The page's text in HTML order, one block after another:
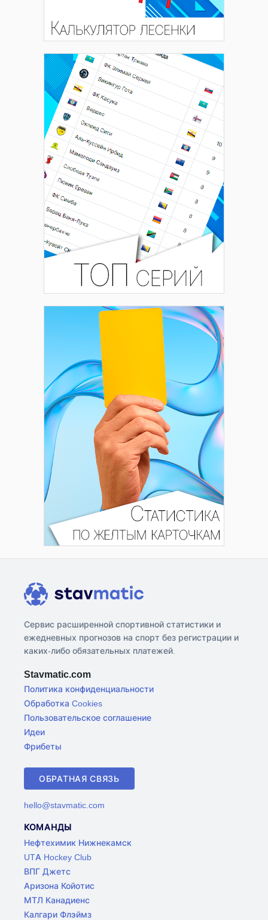
Сервис расширенной спортивной статистики и
ежедневных прогнозов на спорт без регистрации и
каких-либо обязательных платежей.
Stavmatic.com
Политика конфиденциальности
Обработка Cookies
Пользовательское соглашение
Идеи
Фрибеты
ОБРАТНАЯ СВЯЗЬ
hello@stavmatic.com
КОМАНДЫ
Нефтехимик Нижнекамск
UTA Hockey Club
ВПГ Джетс
Аризона Койотис
МТЛ Канадиенс
Калгари Флэймз